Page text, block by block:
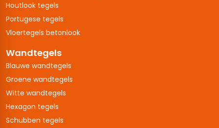
Houtlook tegels
Portugese tegels
Vloertegels betonlook
Wandtegels
Blauwe wandtegels
Groene wandtegels
Witte wandtegels
Hexagon tegels
Schubben tegels